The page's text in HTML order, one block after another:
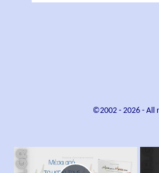
©2002 - 2026- All